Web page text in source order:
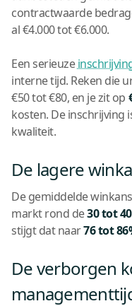
contractwaarde
al €4.000 tot €6.000.
Een serieuze
interne tijd. Reken die
€50 tot €80, en je zit op
kosten. De inschrijving
kwaliteit.
De lagere
De gemiddelde
markt rond de30 tot
stijgt dat naar76 tot
De verborgen